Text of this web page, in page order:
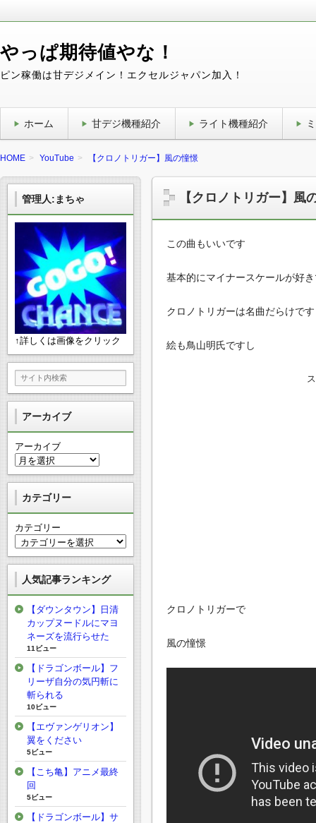
やっぱ期待値やな！
ピン稼働は甘デジメイン！エクセルジャパン加入！
ホーム 甘デジ機種紹介 ライト機種紹介
HOME YouTube 【クロノトリガー】風の憧憬
【クロノトリガー】風
この曲もいいです
基本的にマイナースケールが好
クロノトリガーは名曲だらけです
絵も鳥山明氏ですし
クロノトリガーで
風の憧憬
管理人:まちゃ
↑詳しくは画像をクリック
アーカイブ
アーカイブ
カテゴリー
カテゴリー
人気記事ランキング
【ダウンタウン】日清
カップヌードルにマヨ
ネーズを流行らせた
11ビュー
【ドラゴンボール】フ
リーザ自分の気円斬に
斬られる
10ビュー
【エヴァンゲリオン】
翼をください
5ビュー
【こち亀】アニメ最終
回
5ビュー
【ドラゴンボール】サ